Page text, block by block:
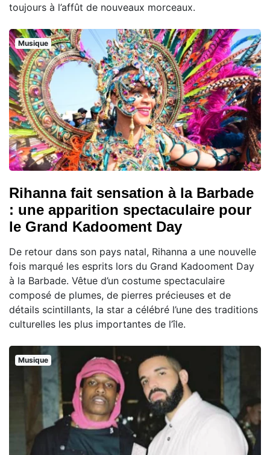
toujours à l’affût de nouveaux morceaux.
Musique
Rihanna fait sensation à la Barbade
: une apparition spectaculaire pour
le Grand Kadooment Day
De retour dans son pays natal, Rihanna a une nouvelle
fois marqué les esprits lors du Grand Kadooment Day
à la Barbade. Vêtue d’un costume spectaculaire
composé de plumes, de pierres précieuses et de
détails scintillants, la star a célébré l’une des traditions
culturelles les plus importantes de l’île.
Musique